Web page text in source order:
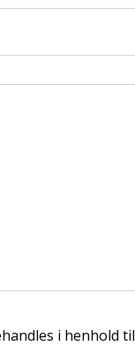
i henhold til